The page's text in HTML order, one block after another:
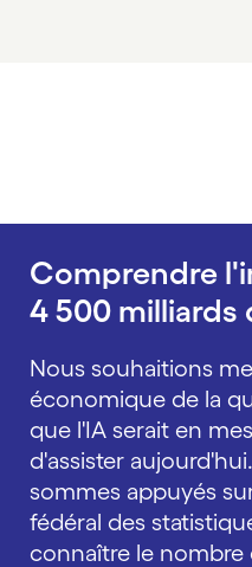
Comprendre
4 500 milliards
Nous souhaitions
économique de la
que l'IA serait en
d'assister
sommes appuyés
fédéral des
connaître le